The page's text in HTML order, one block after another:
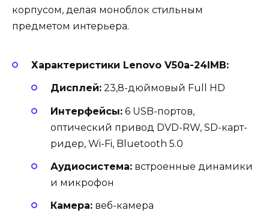
корпусом, делая моноблок стильным
предметом интерьера.
Характеристики Lenovo V50a-24IMB:
Дисплей: 23,8-дюймовый Full HD
Интерфейсы: 6 USB-портов,
оптический привод DVD-RW, SD-карт-
ридер, Wi-Fi, Bluetooth 5.0
Аудиосистема: встроенные динамики
и микрофон
Камера: веб-камера